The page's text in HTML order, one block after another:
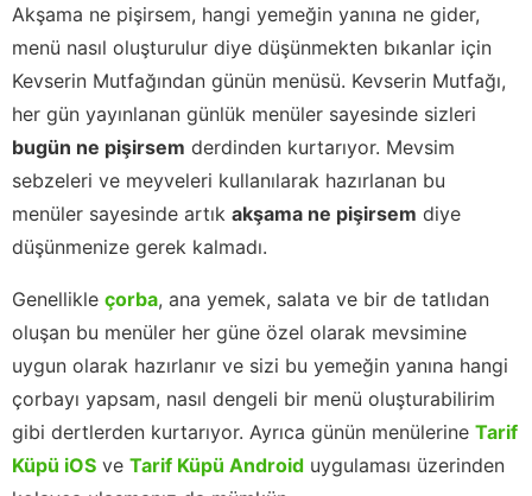
Akşama ne pişirsem, hangi yemeğin yanına ne gider,
menü nasıl oluşturulur diye düşünmekten bıkanlar için
Kevserin Mutfağından günün menüsü. Kevserin Mutfağı,
her gün yayınlanan günlük menüler sayesinde sizleri
bugün ne pişirsem derdinden kurtarıyor. Mevsim
sebzeleri ve meyveleri kullanılarak hazırlanan bu
menüler sayesinde artık akşama ne pişirsem diye
düşünmenize gerek kalmadı.
Genellikle çorba, ana yemek, salata ve bir de tatlıdan
oluşan bu menüler her güne özel olarak mevsimine
uygun olarak hazırlanır ve sizi bu yemeğin yanına hangi
çorbayı yapsam, nasıl dengeli bir menü oluşturabilirim
gibi dertlerden kurtarıyor. Ayrıca günün menülerine Tarif
Küpü iOS ve Tarif Küpü Android uygulaması üzerinden